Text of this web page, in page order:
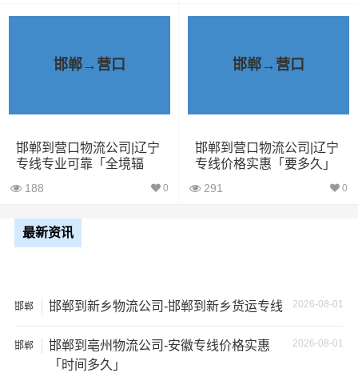
中丢失或损坏你的包裹，导致你的物品无法送达或受到损
出现延误，导致你的物品无法按时送达；
3、服务质量差：不靠谱的物流公司可能会提供劣质的服
等；
可能需要支付额外的费用来修复或替换物品，导致经济损
邯郸→营口
邯郸到营口物流公司|辽宁
专线专业可靠「全境辐
188 0
邯郸→营口
邯郸到营口物流公司|辽宁
专线价格实惠「要多久」
291 0
最新资讯
邯郸 2026-08-01
邯郸到新乡物流公司-邯郸到新乡货运专线
邯郸 2026-08-01
邯郸到亳州物流公司-安徽专线价格实惠
「时间多久」